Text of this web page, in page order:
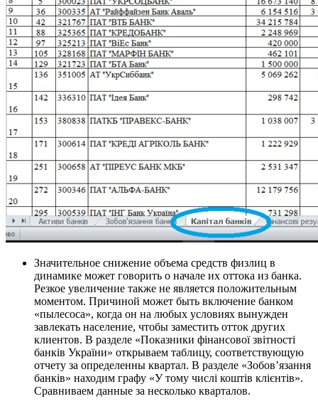
Значительное снижение объема средств физлиц в
динамике может говорить о начале их оттока из банка.
Резкое увеличение также не является положительным
моментом. Причиной может быть включение банком
«пылесоса», когда он на любых условиях вынужден
завлекать население, чтобы заместить отток других
клиентов. В разделе «Показники фінансової звітності
банків України» открываем таблицу, соответствующую
отчету за определенны квартал. В разделе «Зобов’язання
банків» находим графу «У тому числі коштів клієнтів».
Сравниваем данные за несколько кварталов.